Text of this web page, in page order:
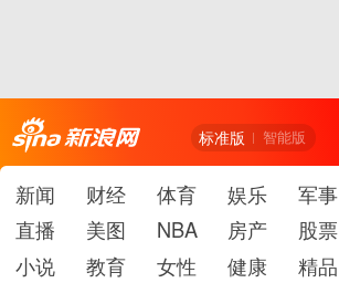
标准版 智能版
新闻 财经 体育 娱乐 军事
直播
美图 NBA 房产 股票
小说
教育 女性 健康 精品